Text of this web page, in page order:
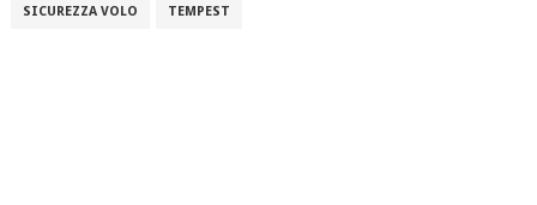
SICUREZZA VOLO TEMPEST